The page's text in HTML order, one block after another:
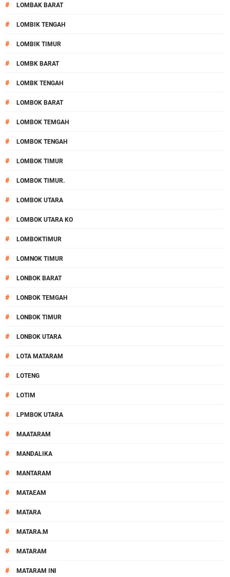
# LOMBAK BARAT
# LOMBIK TENGAH
# LOMBIK TIMUR
# LOMBK BARAT
# LOMBK TENGAH
# LOMBOK BARAT
# LOMBOK TEMGAH
# LOMBOK TENGAH
# LOMBOK TIMUR
# LOMBOK TIMUR.
# LOMBOK UTARA
# LOMBOK UTARA KO
# LOMBOKTIMUR
# LOMNOK TIMUR
# LONBOK BARAT
# LONBOK TEMGAH
# LONBOK TIMUR
# LONBOK UTARA
# LOTA MATARAM
# LOTENG
# LOTIM
# LPMBOK UTARA
# MAATARAM
# MANDALIKA
# MANTARAM
# MATAEAM
# MATARA
# MATARA.M
# MATARAM
# MATARAM INI